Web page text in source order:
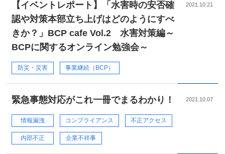
【イベントレポート】「水害時の安否確
認や対策本部立ち上げはどのようにすべ
きか？」BCP cafe Vol.2 水害対策編～
BCPに関するオンライン勉強会～
防災・災害 事業継続（BCP）
2021.10.21
緊急事態対応がこれ一冊でまるわかり！
情報漏洩 コンプライアンス 不正アクセス
内部不正 企業不祥事
2021.10.07